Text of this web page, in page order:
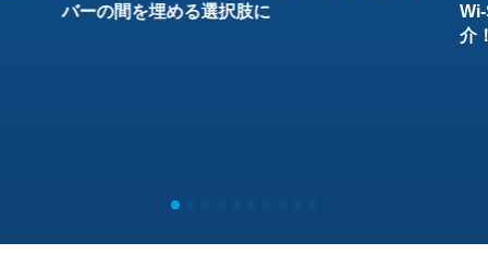
バーの間を埋める選択肢に
介